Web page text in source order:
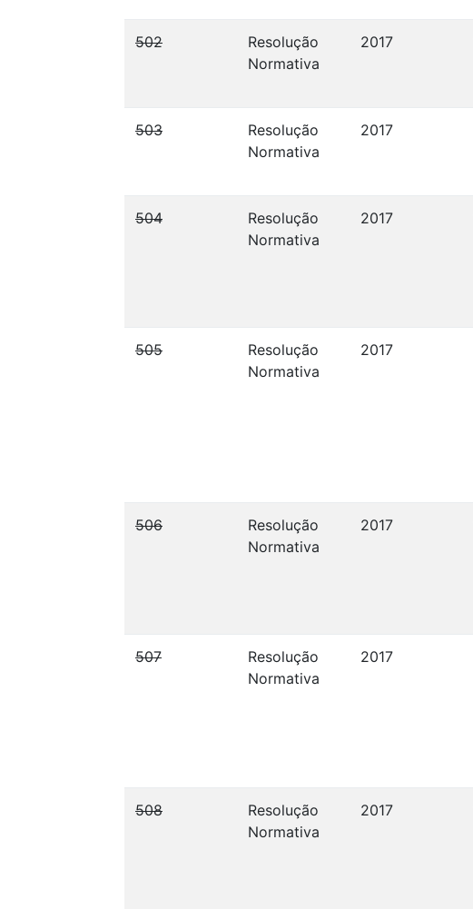
502
Resolução
Normativa
2017
503
Resolução
Normativa
2017
504
Resolução
Normativa
2017
505
Resolução
Normativa
2017
506
Resolução
Normativa
2017
507
Resolução
Normativa
2017
508
Resolução
Normativa
2017